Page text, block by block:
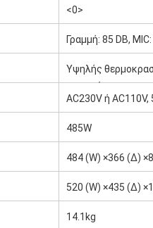
<0>
Γραμμή: 85 DB,
Υψηλής
υπερφόρτωσης
AC230V ή AC110V,
485W
484 (W) ×366 (Δ)
520 (W) ×435 (Δ)
14.1kg